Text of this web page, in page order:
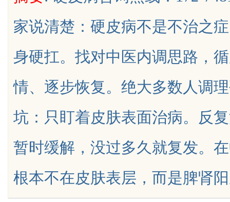
uz
家说清楚：硬皮病不是不治之
身硬扛。找对中医内调思路，
情、逐步恢复。绝大多数人调
坑：只盯着皮肤表面治病。反
暂时缓解，没过多久就复发。
根本不在皮肤表层，而是脾肾
据知识产权登记扫清 公司离不开版权律师